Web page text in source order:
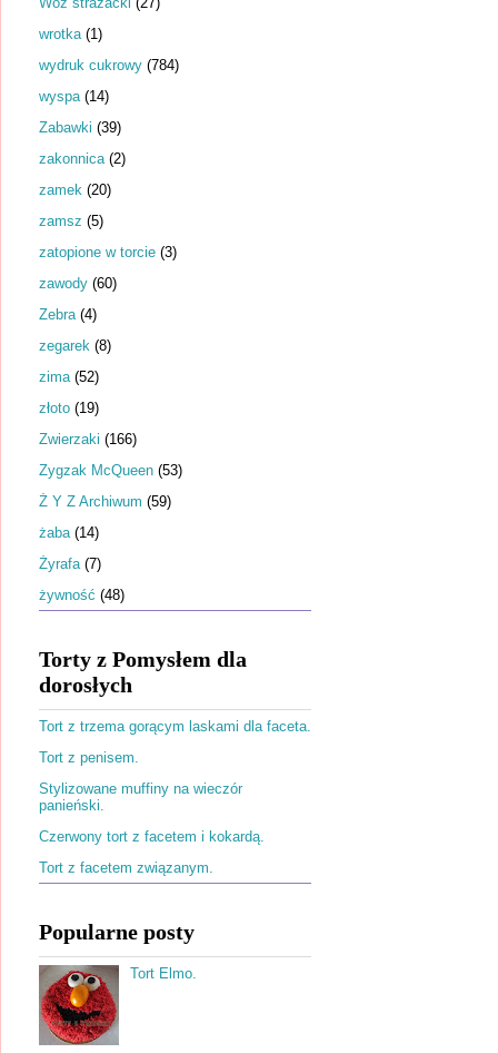
wrotka (1)
wydruk cukrowy (784)
wyspa (14)
Zabawki (39)
zakonnica (2)
zamek (20)
zamsz (5)
zatopione w torcie (3)
zawody (60)
Zebra (4)
zegarek (8)
zima (52)
złoto (19)
Zwierzaki (166)
Zygzak McQueen (53)
Ż Y Z Archiwum (59)
żaba (14)
Żyrafa (7)
żywność (48)
Torty z Pomysłem dla
dorosłych
Tort z trzema gorącym laskami dla faceta.
Tort z penisem.
Stylizowane muffiny na wieczór
panieński.
Czerwony tort z facetem i kokardą.
Tort z facetem związanym.
Popularne posty
Tort Elmo.